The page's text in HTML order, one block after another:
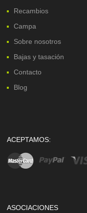
Recambios
Campa
Sobre nosotros
Bajas y tasación
Contacto
Blog
ACEPTAMOS:
ASOCIACIONES